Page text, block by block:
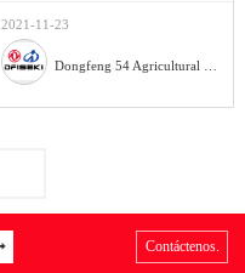
2021-11-23
Contáctenos.